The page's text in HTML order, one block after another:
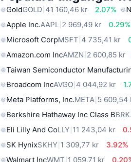
GoldGOLD 41 160,46 kr 2.07%
Apple Inc.AAPL 2 969,49 kr 0.29%
Microsoft CorpMSFT 4 735,41 kr
Amazon.com IncAMZN 2 600,85 kr
Taiwan Semiconductor
Broadcom IncAVGO 4 044,92 kr
Meta Platforms, Inc.META 5 609,54
Berkshire Hathaway Inc Class B
Eli Lilly And CoLLY 11 243,04 kr
SK HynixSKHY 1 309,77 kr 3.92%
Walmart IncWMT 1 059,71 kr